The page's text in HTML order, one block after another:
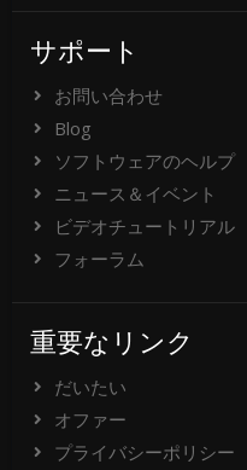
サポート
お問い合わせ
Blog
ソフトウェアのヘルプ
ニュース＆イベント
ビデオチュートリアル
フォーラム
重要なリンク
だいたい
オファー
プライバシーポリシー